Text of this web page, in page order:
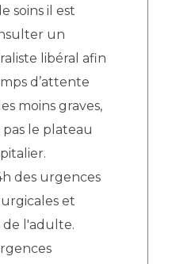
(CDU)
Rares
Rares
soins il est
un
libéral afin
d’attente
moins graves,
le plateau
des urgences
et
de l'adulte.